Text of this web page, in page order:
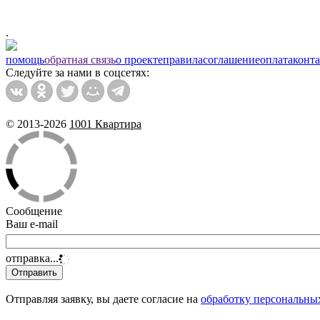
.
помощьобратная связьо проектеправиласоглашениеоплата
Следуйте за нами в соцсетях:
© 2013-2026 1001 Квартира
Сообщение
Ваш e-mail
отправка...
Отправляя заявку, вы даете согласие на обработку